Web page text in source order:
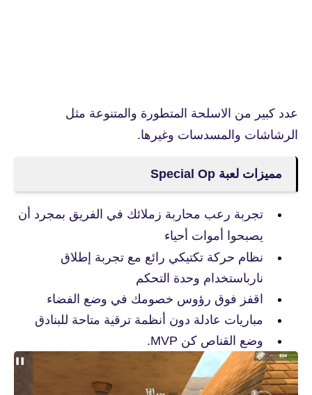
عدد كبير من الاسلحة المتطورة والمتنوعة مثل
الرشاشات والمسدسات وغيرها.
مميزات لعبة Special Op
تجربة رعب محاربة زملائك في الفريق بمجرد أن
يصبحوا أموات أحياء
نظام حركة تكتيكي رائع مع تجربة إطلاق
نارباستخدام وحدة التحكم
اقفز فوق رؤوس خصومك في وضع الفضاء
مباريات عادلة دون أنظمة ترقية متاحة للبنادق
وضع القناص كن MVP.